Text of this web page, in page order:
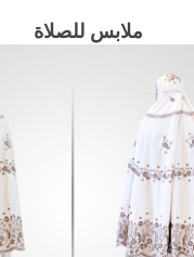
ملابس للصلاة